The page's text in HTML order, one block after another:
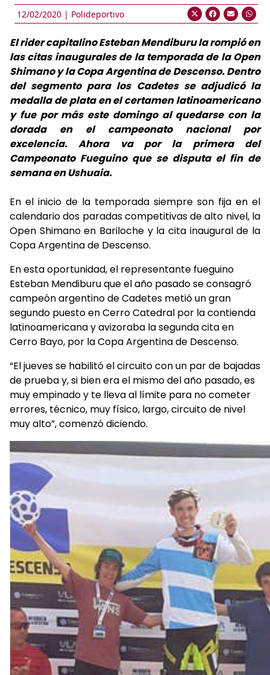
12/02/2020 | Polideportivo
El rider capitalino Esteban Mendiburu la rompió en
las citas inaugurales de la temporada de la Open
Shimano y la Copa Argentina de Descenso. Dentro
del segmento para los Cadetes se adjudicó la
medalla de plata en el certamen latinoamericano
y fue por más este domingo al quedarse con la
dorada en el campeonato nacional por
excelencia. Ahora va por la primera del
Campeonato Fueguino que se disputa el fin de
semana en Ushuaia.
En el inicio de la temporada siempre son fija en el
calendario dos paradas competitivas de alto nivel, la
Open Shimano en Bariloche y la cita inaugural de la
Copa Argentina de Descenso.
En esta oportunidad, el representante fueguino
Esteban Mendiburu que el año pasado se consagró
campeón argentino de Cadetes metió un gran
segundo puesto en Cerro Catedral por la contienda
latinoamericana y avizoraba la segunda cita en
Cerro Bayo, por la Copa Argentina de Descenso.
“El jueves se habilitó el circuito con un par de bajadas
de prueba y, si bien era el mismo del año pasado, es
muy empinado y te lleva al límite para no cometer
errores, técnico, muy físico, largo, circuito de nivel
muy alto”, comenzó diciendo.